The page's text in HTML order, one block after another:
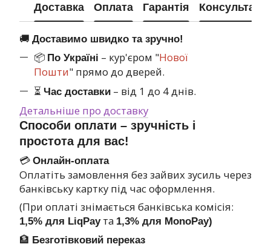
Доставка Оплата Гарантія Консультація
🚚 Доставимо швидко та зручно!
📦 По Україні – кур'єром "Нової
Пошти" прямо до дверей.
⏳ Час доставки – від 1 до 4 днів.
Детальніше про доставку
Способи оплати – зручність і
простота для вас!
💳 Онлайн-оплата
Оплатіть замовлення без зайвих зусиль через
банківську картку під час оформлення.
(При оплаті знімається банківська комісія:
1,5% для LiqPayта 1,3% для MonoPay)
🏦 Безготівковий переказ